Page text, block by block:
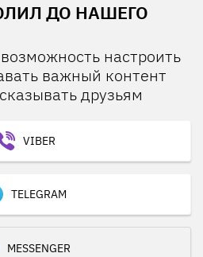
ДО НАШЕГО
настроить
важный контент
друзьям
VIBER
TELEGRAM
MESSENGER